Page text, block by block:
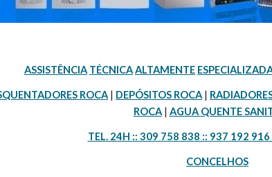
ASSISTÊNCIA TÉCNICAALTAMENTE
ROCA | DEPÓSITOS ROCA |
ROCA | AGUA QUENTE
TEL. 24H :: 309 758 838 :: 937 192
CONCELHOS